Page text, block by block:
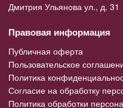
Дмитрия Ульянова ул., д. 31
Правовая информация
Публичная оферта
Пользовательское
Политика
Согласие на обработку
Политика обработки